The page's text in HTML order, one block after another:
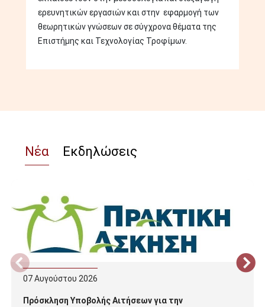
ερευνητικών εργασιών και στην εφαρμογή των
θεωρητικών γνώσεων σε σύγχρονα θέματα της
Επιστήμης και Τεχνολογίας Τροφίμων.
Νέα Εκδηλώσεις
07Αυγούστου 2026
Πρόσκληση Υποβολής Αιτήσεων για την